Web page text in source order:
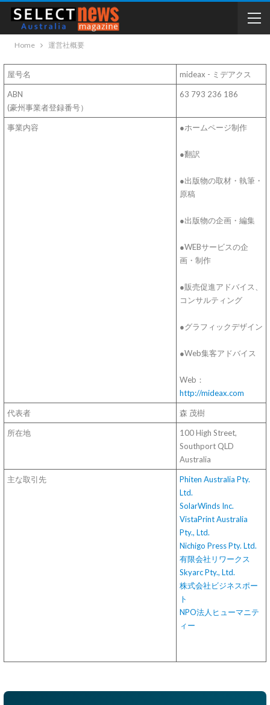
Home 運営社概要
屋号名 mideax - ミデアクス
ABN
(豪州事業者登録番号）
63 793 236 186
事業内容 ●ホームページ制作
●翻訳
●出版物の取材・執筆・
原稿
●出版物の企画・編集
●WEBサービスの企
画・制作
●販売促進アドバイス、
コンサルティング
●グラフィックデザイン
●Web集客アドバイス
Web：
http://mideax.com
代表者 森 茂樹
所在地
100 High Street,
Southport QLD
Australia
主な取引先
Phiten Australia Pty.
Ltd.
SolarWinds Inc.
VistaPrint Australia
Pty., Ltd.
Nichigo Press Pty. Ltd.
有限会社リワークス
Skyarc Pty., Ltd.
株式会社ビジネスポー
ト
NPO法人ヒューマニテ
ィー